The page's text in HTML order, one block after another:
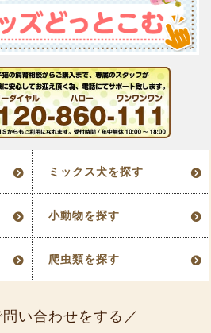
ミックス犬を探す
小動物を探す
爬虫類を探す
い合わせをする